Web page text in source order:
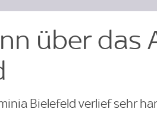
über das
Bielefeld verlief sehr